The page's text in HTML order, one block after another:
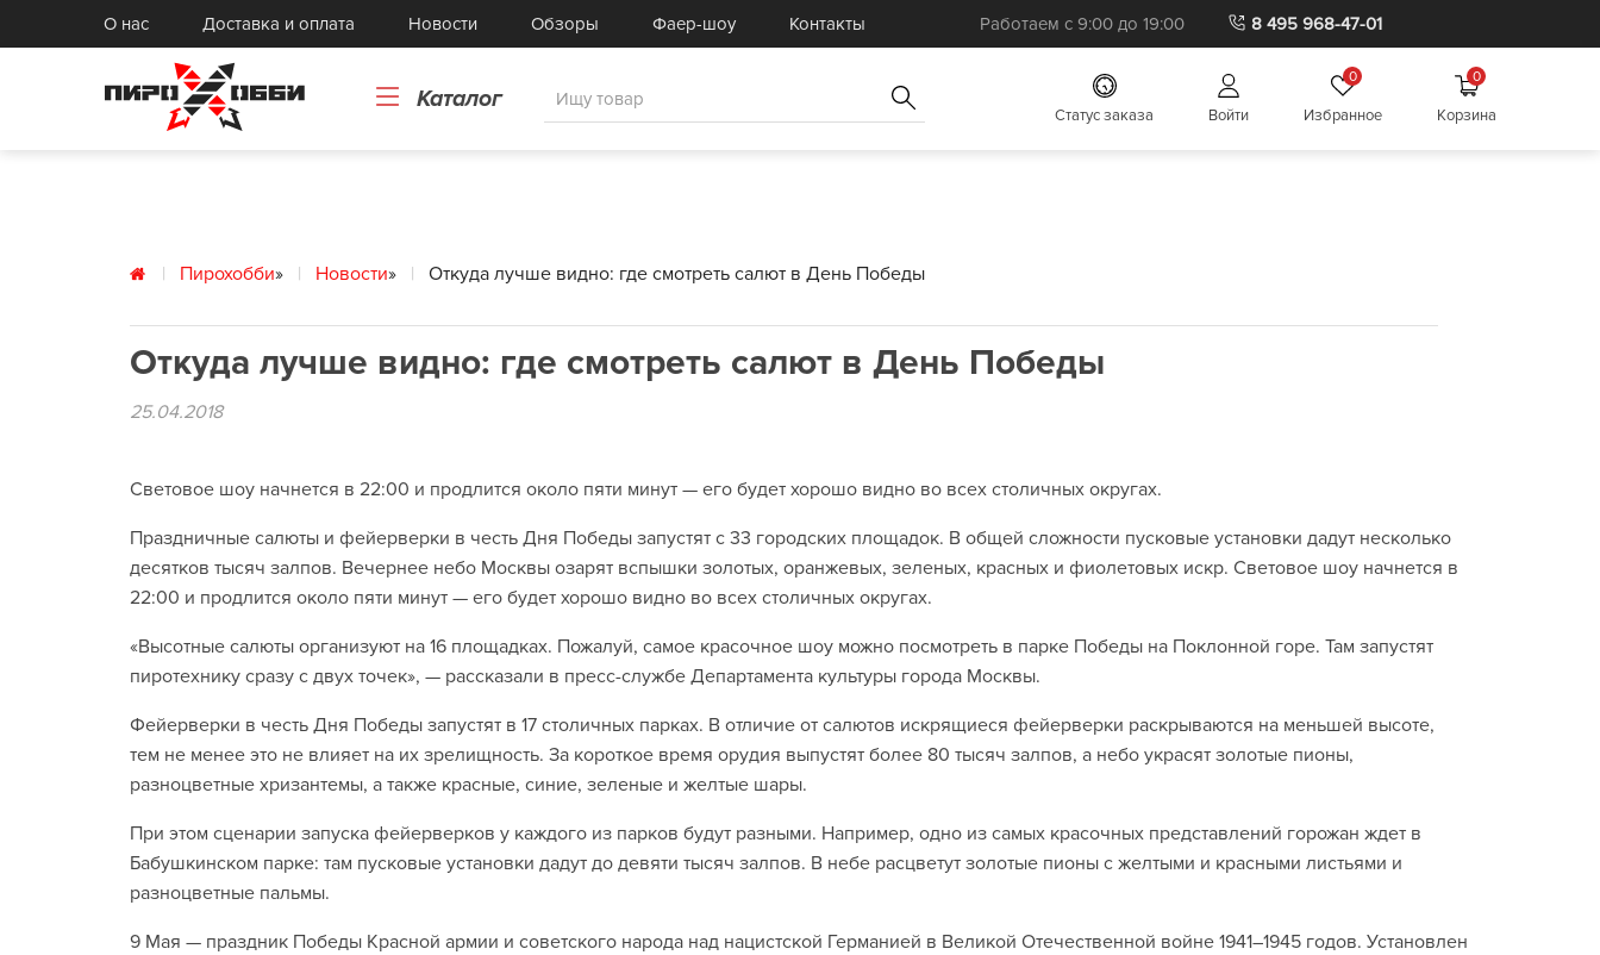
О нас Доставка и оплата Новости Обзоры Фаер-шоу Контакты Работаем с 9:00 до 19:00 8 495 968-47-01
Каталог
Cтатус заказа Войти
0
Избранное
0
Корзина
Реактивы
Книги
Картонные и бумажные изделия
Токарные изделия, прессформы
Комплектующие
Готовые комплекты
спецэффектов
Товары для Фаер-шоу
Реквизит для Фаер-шоу
Распродажа
Бытовая пиротехника
Пирохобби» Новости» Откуда лучше видно: где смотреть салют в День Победы
Откуда лучше видно: где смотреть салют в День Победы
25.04.2018
Световое шоу начнется в 22:00 и продлится около пяти минут — его будет хорошо видно во всех столичных округах.
Праздничные салюты и фейерверки в честь Дня Победы запустят с 33 городских площадок. В общей сложности пусковые установки дадут несколько
десятков тысяч залпов. Вечернее небо Москвы озарят вспышки золотых, оранжевых, зеленых, красных и фиолетовых искр. Световое шоу начнется в
22:00 и продлится около пяти минут — его будет хорошо видно во всех столичных округах.
«Высотные салюты организуют на 16 площадках. Пожалуй, самое красочное шоу можно посмотреть в парке Победы на Поклонной горе. Там запустят
пиротехнику сразу с двух точек», — рассказали в пресс-службе Департамента культуры города Москвы.
Фейерверки в честь Дня Победы запустят в 17 столичных парках. В отличие от салютов искрящиеся фейерверки раскрываются на меньшей высоте,
тем не менее это не влияет на их зрелищность. За короткое время орудия выпустят более 80 тысяч залпов, а небо украсят золотые пионы,
разноцветные хризантемы, а также красные, синие, зеленые и желтые шары.
При этом сценарии запуска фейерверков у каждого из парков будут разными. Например, одно из самых красочных представлений горожан ждет в
Бабушкинском парке: там пусковые установки дадут до девяти тысяч залпов. В небе расцветут золотые пионы с желтыми и красными листьями и
разноцветные пальмы.
9 Мая — праздник Победы Красной армии и советского народа над нацистской Германией в Великой Отечественной войне 1941–1945 годов. Установлен